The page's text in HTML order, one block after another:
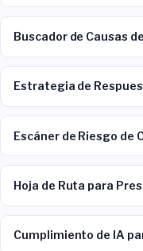
Buscador de Causas
Estrategia de
Escáner de Riesgo de
Hoja de Ruta para
Cumplimiento de IA